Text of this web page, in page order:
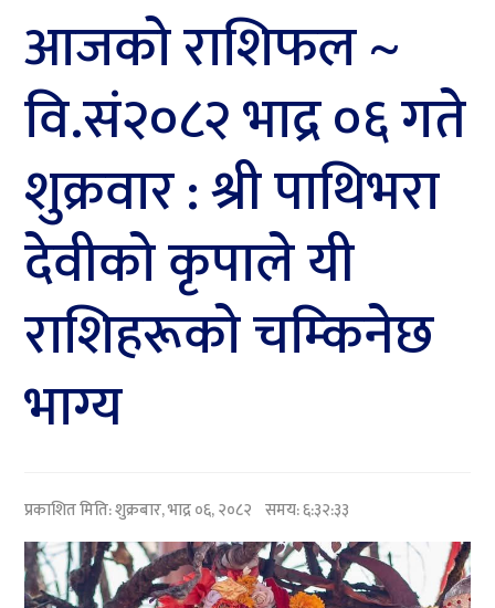
आजको राशिफल ~
वि.सं२०८२ भाद्र ०६ गते
शुक्रवार : श्री पाथिभरा
देवीकाे कृपाले यी
राशिहरूकाे चम्किनेछ
भाग्य
प्रकाशित मिति:शुक्रबार, भाद्र ०६, २०८२ समय: ६:३२:३३